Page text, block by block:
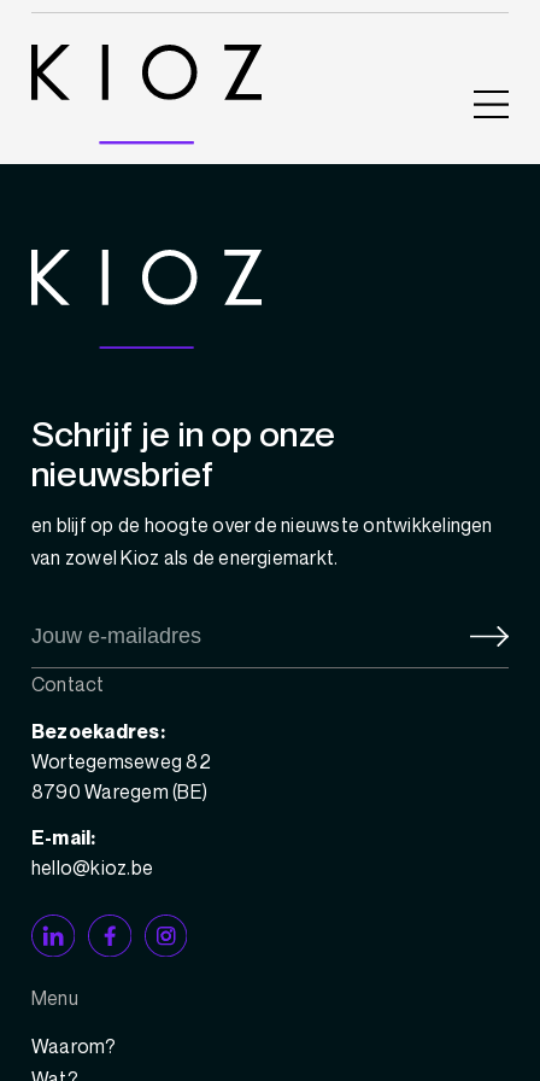
Schrijf je in op onze
nieuwsbrief
en blijf op de hoogte over de nieuwste ontwikkelingen
van zowel Kioz als de energiemarkt.
Contact
Bezoekadres:
Wortegemseweg 82
8790 Waregem (BE)
E-mail:
hello@kioz.be
Menu
Waarom?